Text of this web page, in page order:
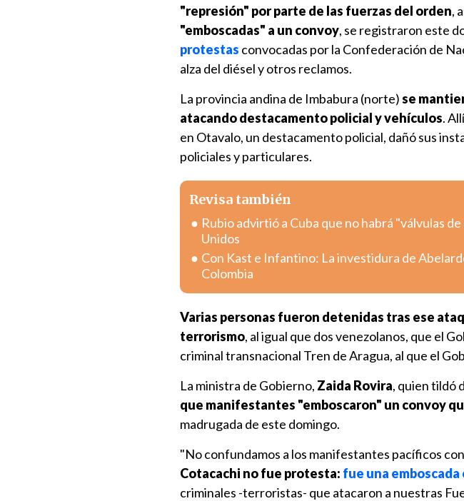
"represión" por parte de las fuerzas del orden,
"emboscadas" a un convoy, se registraron este
protestas convocadas por la Confederación de
alza del diésel y otros reclamos.
La provincia andina de Imbabura (norte)se
atacando destacamento policial y vehículos.
en Otavalo, un destacamento policial, dañó sus
policiales y particulares.
Revisa también
Rubio advirtió a Cuba que no habrá "válvulas
Unidos
Con Kast e Infantino: La investidura de
Colombia
Varias personas fueron detenidas tras ese
terrorismo, al igual que dos venezolanos, que el
criminal transnacional Tren de Aragua, al que el
La ministra de Gobierno, Zaida Rovira, quien tildó
que manifestantes "emboscaron" un convoy
madrugada de este domingo.
"No confundamos a los manifestantes pacíficos
Cotacachi no fue protesta: fue una emboscada
criminales -terroristas- que atacaron a nuestras